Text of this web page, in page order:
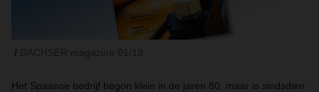
Het Spaanse bedrijf begon klein in de jaren 80, maar is sindsdien